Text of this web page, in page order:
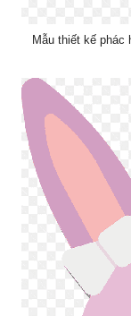
Mẫu thiết kế phác